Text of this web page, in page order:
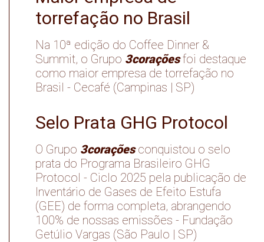
torrefação no Brasil
Na 10ª edição do Coffee Dinner &
Summit, o Grupo 3coraçõesfoi destaque
como maior empresa de torrefação no
Brasil - Cecafé (Campinas | SP)
Selo Prata GHG Protocol
O Grupo 3coraçõesconquistou o selo
prata do Programa Brasileiro GHG
Protocol - Ciclo 2025 pela publicação de
Inventário de Gases de Efeito Estufa
(GEE) de forma completa, abrangendo
100% de nossas emissões - Fundação
Getúlio Vargas (São Paulo | SP)